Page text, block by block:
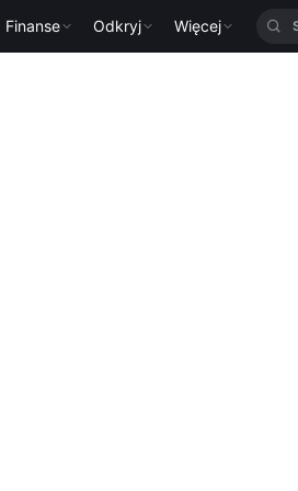
Finanse Odkryj Więcej